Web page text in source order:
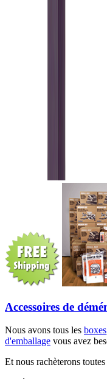
Accessoires de
Nous avons tous les boxes
d'emballage vous avez
Et nous rachèterons